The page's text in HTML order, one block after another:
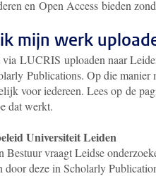
en Open Access bieden
mijn werk
LUCRIS uploaden naar
Publications. Op die manier
voor iedereen. Lees op de
dat werkt.
Universiteit Leiden
Bestuur vraagt Leidse
door deze in Scholarly